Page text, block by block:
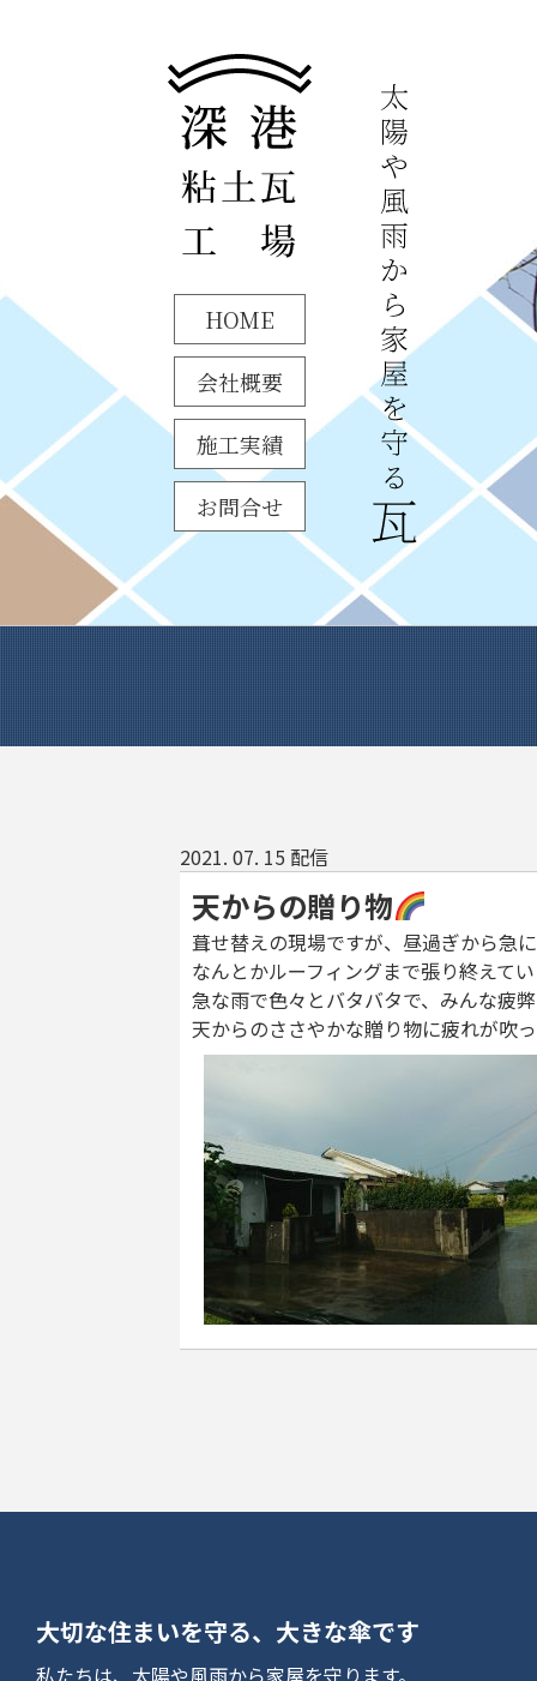
HOME
会社概要
施工実績
お問合せ
2021. 07. 15 配信
天からの贈り物
葺せ替えの現場ですが、昼過ぎから急
なんとかルーフィングまで張り終えて
急な雨で色々とバタバタで、みんな疲
天からのささやかな贈り物に疲れが吹
大切な住まいを守る、大きな傘です
私たちは、太陽や風雨から家屋を守ります。